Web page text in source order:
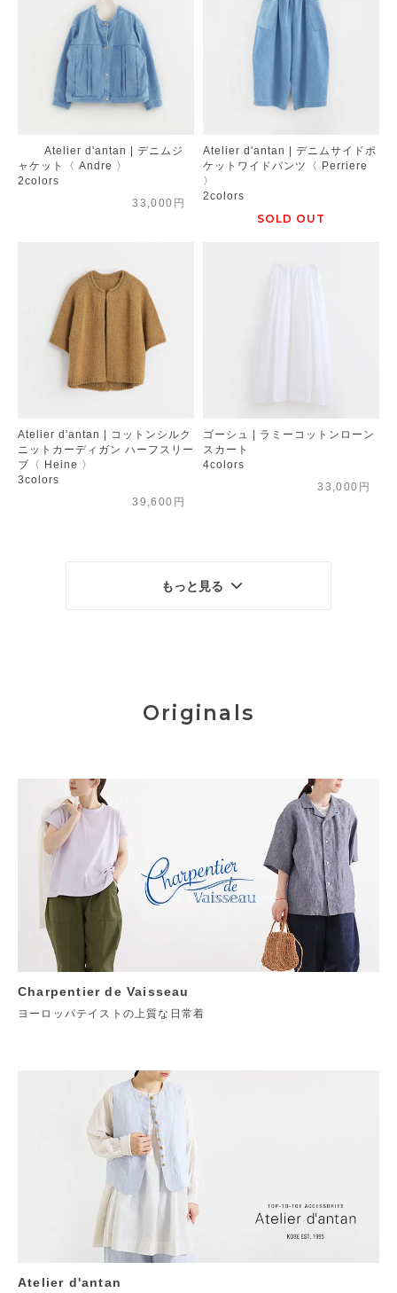
Atelier d'antan | デニムジ
ャケット〈 Andre 〉
2colors
33,000円
Atelier d'antan | デニムサイドポ
ケットワイドパンツ〈 Perriere
〉
2colors
SOLD OUT
Atelier d'antan | コットンシルク
ニットカーディガン ハーフスリー
ブ〈 Heine 〉
3colors
39,600円
ゴーシュ | ラミーコットンローン
スカート
4colors
33,000円
もっと見る
Originals
Charpentier de Vaisseau
ヨーロッパテイストの上質な日常着
Atelier d'antan